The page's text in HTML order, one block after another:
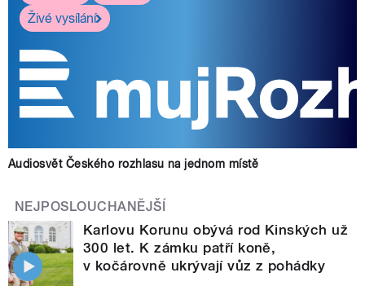
Živé vysílání
Audiosvět Českého rozhlasu na jednom místě
NEJPOSLOUCHANĚJŠÍ
Karlovu Korunu obývá rod Kinských už
300 let. K zámku patří koně,
v kočárovně ukrývají vůz z pohádky